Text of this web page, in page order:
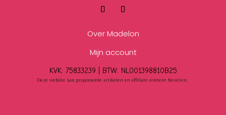
Over Madelon
Mijn account
KVK: 75833239 | BTW: NL001398810B25
Deze website kan gesponsorde artikelen en affiliate content bevatten.